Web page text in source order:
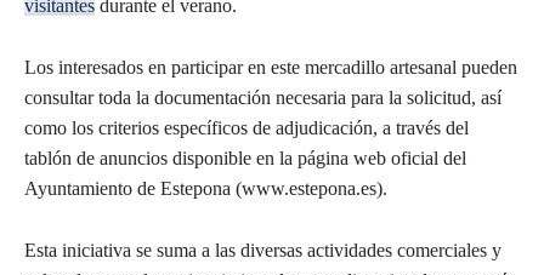
visitantes durante el verano.
Los interesados en participar en este mercadillo artesanal pueden
consultar toda la documentación necesaria para la solicitud, así
como los criterios específicos de adjudicación, a través del
tablón de anuncios disponible en la página web oficial del
Ayuntamiento de Estepona (www.estepona.es).
Esta iniciativa se suma a las diversas actividades comerciales y